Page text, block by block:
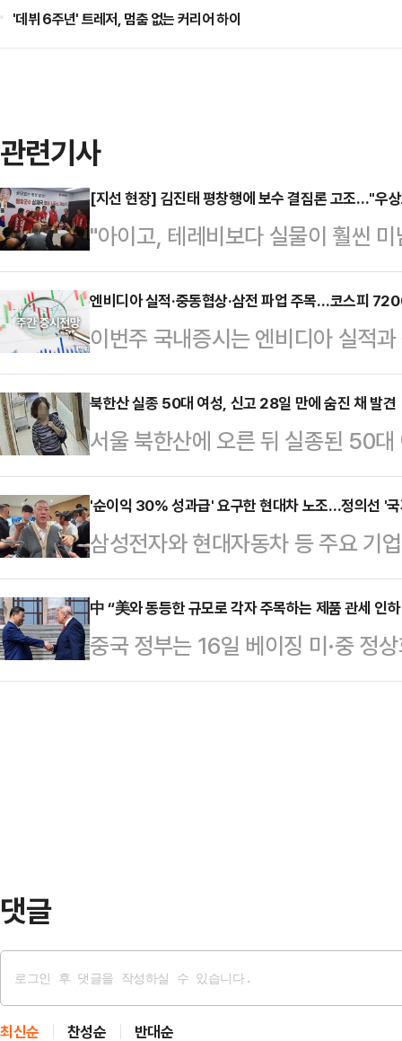
'데뷔 6주년' 트레저, 멈춤 없는 커리어 하이
관련기사
[지선 현장] 김진태 평창행에 보수 결집론 고조…"우
"아이고, 테레비보다 실물이 훨씬
도 평창군 올림픽시장 인근. 빨간
후보가 시장 초입에 들어서자 상인
곳에서 "이번에 꼭 돼야 한다"는 응
로 군민들의 손을 맞잡으며 화답했
국민의힘 평창군수 후보와 함께
다. 평창 현장 행보는 심 후보의 선
식 현장은 심 …
엔비디아 실적·중동협상·삼전 파업 주목…코스피
이번주 국내증시는 엔비디아 실적
공개시장위원회(FOMC) 회의록 내
는 코스피 예상밴드로
피 지수는 7371.68~8046.78포인
로 장중 급락세를 보이기도 했지만,
체로 우상향하는 흐름을 보였다.다
처음으로 장중 8000포인트를 넘어
급락 마…
북한산 실종 50대 여성, 신고 28일 만에 숨진 채 발견
서울 북한산에 오른 뒤 실종된 50
발견됐다.16일 경찰과 소방 당국에
서 여성의 시신 1구를 발견했다. 신
됐다.앞서 서울 송파경찰서는 지난
다”는 가족의 신고를 접수하고 김
오전 9시쯤 김씨 직장으로부터 “출
함께 주변을 수색하다 경찰에 신고
을 분석해…
'순이익 30% 성과급' 요구한 현대차 노조…정의선 '
삼성전자와 현대자동차 등 주요 기
갈등이 확산하는 가운데 정의선 현
사와 주주, 국가 발전을 함께 고려
날 열리는 현대차그룹 양재사옥 로
홀'에 앞서 현대차그룹 양재사옥에
中 “美와 동등한 규모로 각자 주목하는 제품 관세 인
중국 정부는 16일 베이징 미·중 정
장벽 완화 등에 잠정 합의했다고 공
댓글
최신순 찬성순 반대순